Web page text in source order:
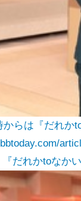
らは『だれか
だれかtoなか